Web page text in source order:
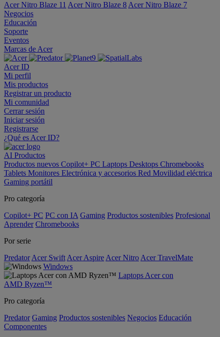
Acer Nitro Blaze 11 Acer Nitro Blaze 8 Acer Nitro Blaze 7
Negocios
Educación
Soporte
Eventos
Marcas de Acer
Acer ID
Mi perfil
Mis productos
Registrar un producto
Mi comunidad
Cerrar sesión
Iniciar sesión
Registrarse
¿Qué es Acer ID?
AI Productos
Productos nuevos Copilot+ PC Laptops Desktops Chromebooks
Tablets Monitores Electrónica y accesorios Red Movilidad eléctrica
Gaming portátil
Pro categoría
Copilot+ PC PC con IA Gaming Productos sostenibles Profesional
Aprender Chromebooks
Por serie
Predator Acer Swift Acer Aspire Acer Nitro Acer TravelMate
Windows
Laptops Acer con
AMD Ryzen™
Pro categoría
Predator Gaming Productos sostenibles Negocios Educación
Componentes